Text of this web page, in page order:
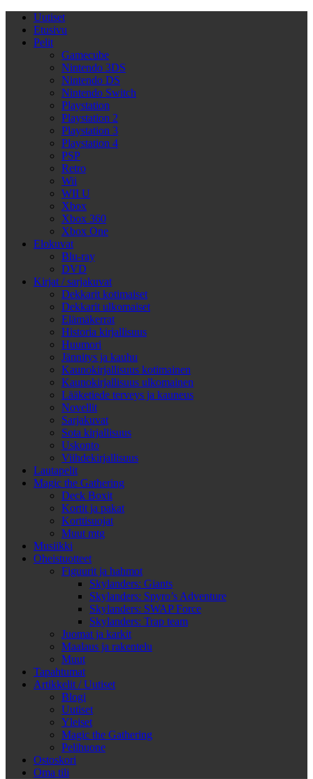
Uutiset
Etusivu
Pelit
Gamecube
Nintendo 3DS
Nintendo DS
Nintendo Switch
Playstation
Playstation 2
Playstation 3
Playstation 4
PSP
Retro
Wii
WII U
Xbox
Xbox 360
Xbox One
Elokuvat
Blu-ray
DVD
Kirjat / sarjakuvat
Dekkarit kotimaiset
Dekkarit ulkomaiset
Elämäkerrat
Historia kirjallisuus
Huumori
Jännitys ja kauhu
Kaunokirjallisuus kotimainen
Kaunokirjallisuus ulkomainen
Lääketiede terveys ja kauneus
Novellit
Sarjakuvat
Sota kirjallisuus
Uskonto
Viihdekirjallisuus
Lautapelit
Magic the Gathering
Deck Boxit
Kortit ja pakat
Korttisuojat
Muut mtg
Musiikki
Oheistuotteet
Figuurit ja hahmot
Skylanders: Giants
Skylanders: Spyro’s Adventure
Skylanders: SWAP Force
Skylanders: Trap team
Juomat ja karkit
Maalaus ja rakentelu
Muut
Tapahtumat
Artikkelit / Uutiset
Blogi
Uutiset
Yleiset
Magic the Gathering
Pelihuone
Ostoskori
Oma tili